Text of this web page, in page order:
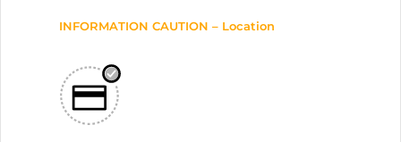
INFORMATION CAUTION – Location